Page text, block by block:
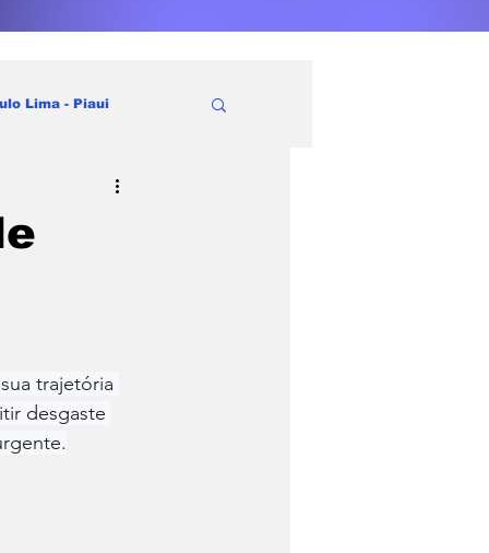
Lima - Piaui
trajetória
desgaste